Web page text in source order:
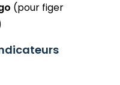
(pour figer